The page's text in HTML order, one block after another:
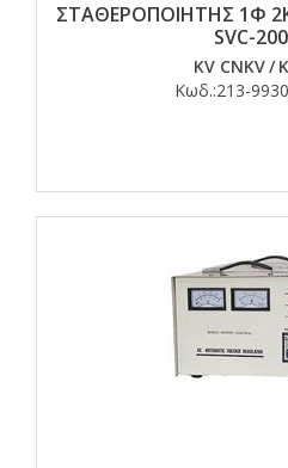
ΣΤΑΘΕΡΟΠΟΙΗΤΗΣ 1Φ
SVC-
KV CNKV/
Κωδ.:213-